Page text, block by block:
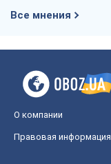
Все мнения
О компании
Правовая информация